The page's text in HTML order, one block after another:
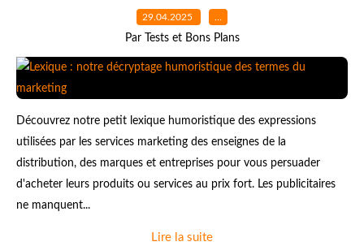
29.04.2025 …
Par Tests et Bons Plans
Découvrez notre petit lexique humoristique des expressions
utilisées par les services marketing des enseignes de la
distribution, des marques et entreprises pour vous persuader
d'acheter leurs produits ou services au prix fort. Les publicitaires
ne manquent...
Lire la suite